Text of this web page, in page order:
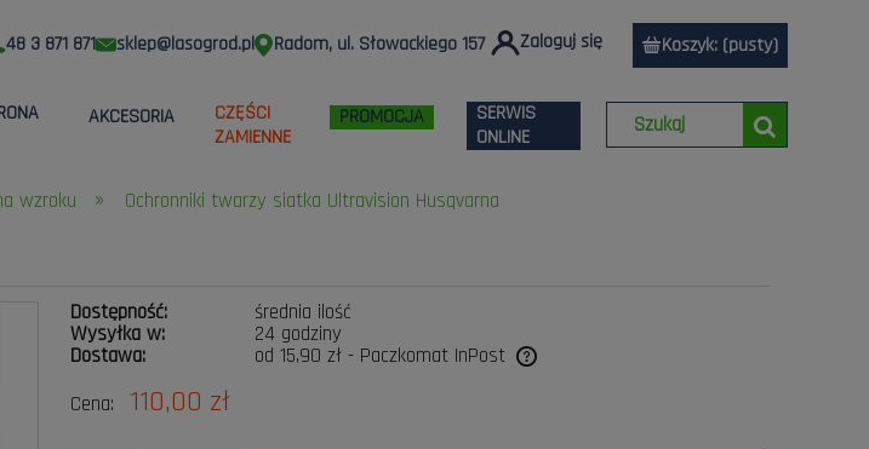
48 3 871 871 sklep@lasogrod.pl Radom, ul. Słowackiego 157 Zaloguj się Koszyk: (pusty)
AKCESORIA
CZĘŚCI
ZAMIENNE
PROMOCJA
SERWIS
ONLINE
wzroku » Ochronniki twarzy siatka Ultravision Husqvarna
Dostępność:
średnia ilość
Wysyłka w:
24 godziny
Dostawa:
od 15,90 zł - Paczkomat InPost
Cena nie zawiera ewentualnych kosztów
Cena: 110,00 zł